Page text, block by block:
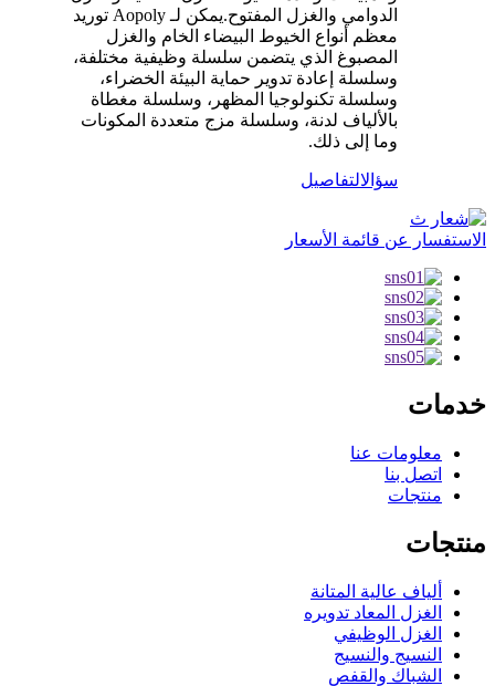
الدوامي والغزل المفتوح.يمكن لـ Aopoly توريد
معظم أنواع الخيوط البيضاء الخام والغزل
المصبوغ الذي يتضمن سلسلة وظيفية مختلفة،
وسلسلة إعادة تدوير حماية البيئة الخضراء،
وسلسلة تكنولوجيا المظهر، وسلسلة مغطاة
بالألياف لدنة، وسلسلة مزج متعددة المكونات
وما إلى ذلك.
سؤالالتفاصيل
الاستفسار عن قائمة الأسعار
خدمات
معلومات عنا
اتصل بنا
منتجات
منتجات
ألياف عالية المتانة
الغزل المعاد تدويره
الغزل الوظيفي
النسيج والنسيج
الشباك والقفص